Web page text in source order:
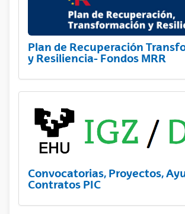
Plan de Recuperación
y Resiliencia- Fondos MRR
Convocatorias, Proyectos,
Contratos PIC